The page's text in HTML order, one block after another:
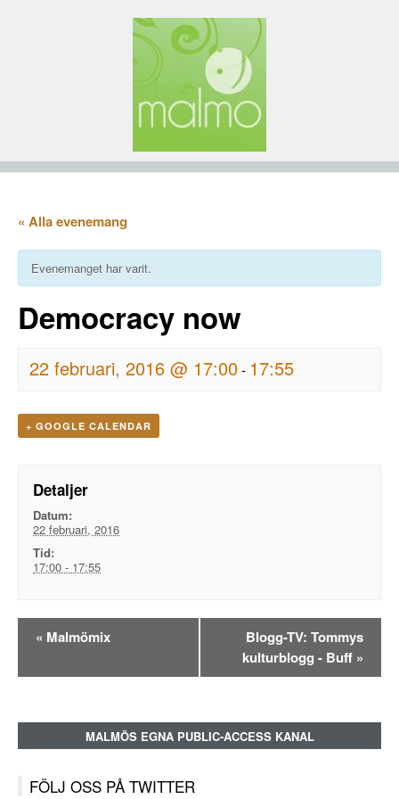
« Alla evenemang
Evenemanget har varit.
Democracy now
22 februari, 2016 @ 17:00- 17:55
+ GOOGLE CALENDAR
Detaljer
Datum:
22 februari, 2016
Tid:
17:00 - 17:55
Evenemangsnavigation
« Malmömix
Blogg-TV: Tommys
kulturblogg - Buff »
MALMÖS EGNA PUBLIC-ACCESS KANAL
FÖLJ OSS PÅ TWITTER